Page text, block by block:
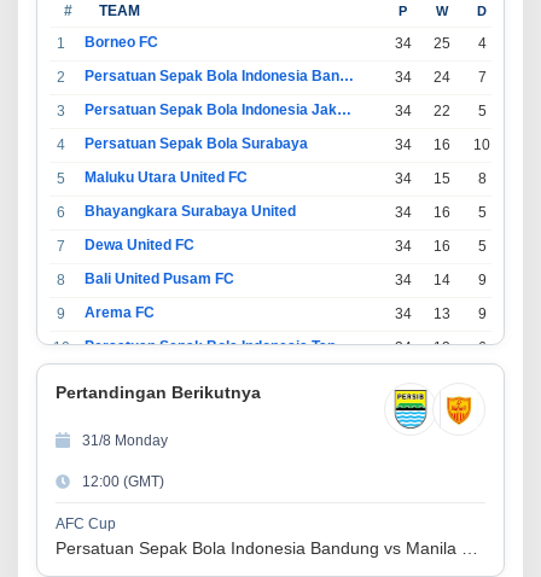
# TEAM P W D
1 Borneo FC 34 25 4
2
Persatuan Sepak Bola Indonesia Bandung 34 24 7
3
Persatuan Sepak Bola Indonesia Jakarta 34 22 5
4
Persatuan Sepak Bola Surabaya 34 16 10
5
Maluku Utara United FC 34 15 8
6
Bhayangkara Surabaya United 34 16 5
7
Dewa United FC 34 16 5
8
Bali United Pusam FC 34 14 9
9
Arema FC 34 13 9
10
Persatuan Sepak Bola Indonesia Tangerang 34 13 6
34 11
13
14
Madura United FC
15
Persatuan Sepakbola Makassar
16
Persis Solo 34 8 10
Pertandingan Berikutnya
31/8 Monday
12:00 (GMT)
AFC Cup